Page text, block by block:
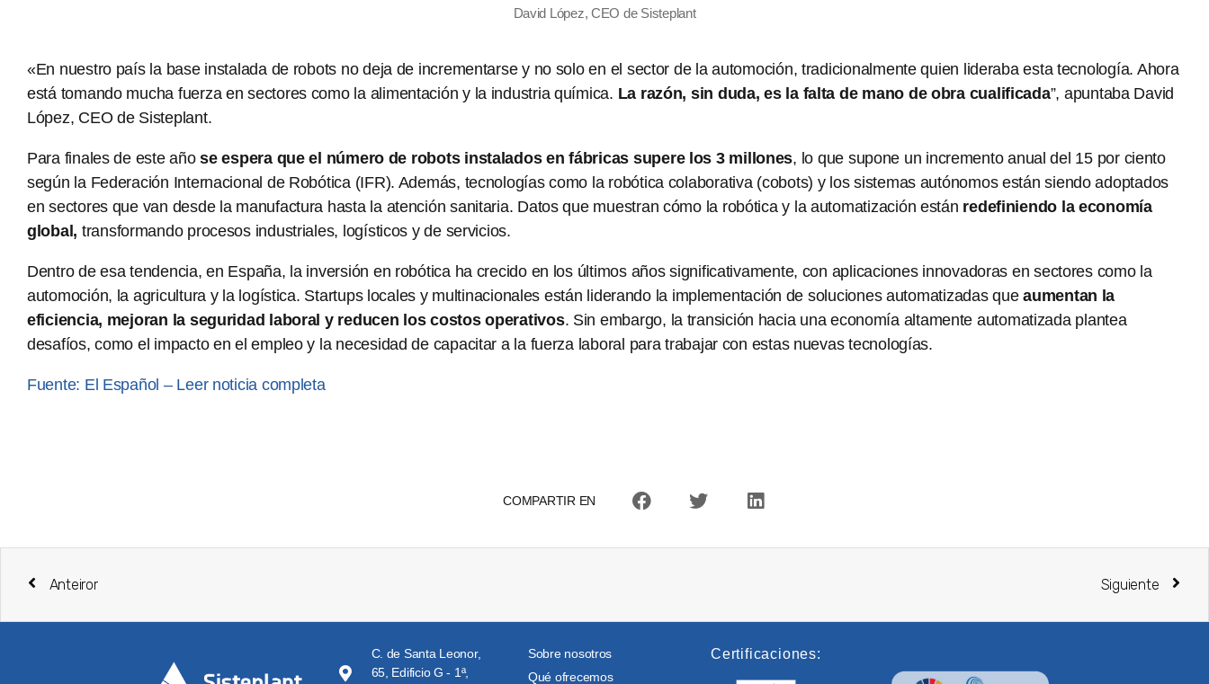
David López, CEO de Sisteplant
«En nuestro país la base instalada de robots no deja de incrementarse y no solo en el sector de la automoción, tradicionalmente quien lideraba esta tecnología. Ahora
está tomando mucha fuerza en sectores como la alimentación y la industria química. La razón, sin duda, es la falta de mano de obra cualificada”, apuntaba David
López, CEO de Sisteplant.
Para finales de este añose espera que el número de robots instalados en fábricas supere los 3 millones, lo que supone un incremento anual del 15 por ciento
según la Federación Internacional de Robótica (IFR). Además, tecnologías como la robótica colaborativa (cobots) y los sistemas autónomos están siendo adoptados
en sectores que van desde la manufactura hasta la atención sanitaria. Datos que muestran cómo la robótica y la automatización están redefiniendo la economía
global, transformando procesos industriales, logísticos y de servicios.
Dentro de esa tendencia, en España, la inversión en robótica ha crecido en los últimos años significativamente, con aplicaciones innovadoras en sectores como la
automoción, la agricultura y la logística. Startups locales y multinacionales están liderando la implementación de soluciones automatizadas queaumentan la
eficiencia, mejoran la seguridad laboral y reducen los costos operativos. Sin embargo, la transición hacia una economía altamente automatizada plantea
desafíos, como el impacto en el empleo y la necesidad de capacitar a la fuerza laboral para trabajar con estas nuevas tecnologías.
Fuente: El Español – Leer noticia completa
COMPARTIR EN
Anteiror Siguiente
C. de Santa Leonor,
65, Edificio G - 1ª,
Sobre nosotros
Qué ofrecemos
Certificaciones: